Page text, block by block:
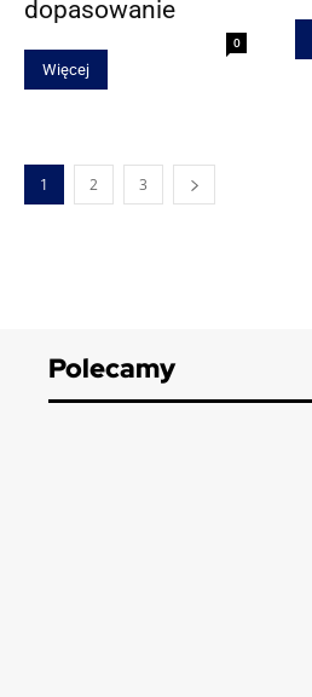
dopasowanie
0
Więcej
1 2 3
Polecamy